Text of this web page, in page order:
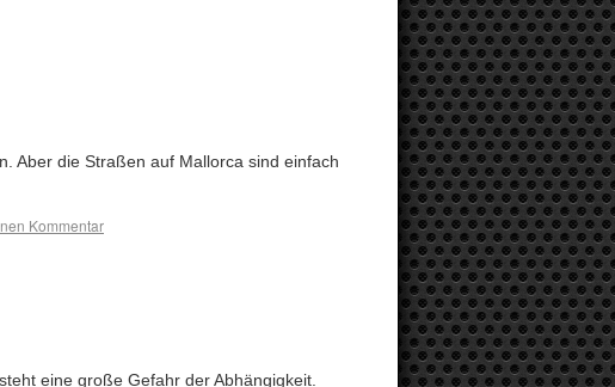
Aber die Straßen auf Mallorca sind einfach
Kommentar
eine große Gefahr der Abhängigkeit.